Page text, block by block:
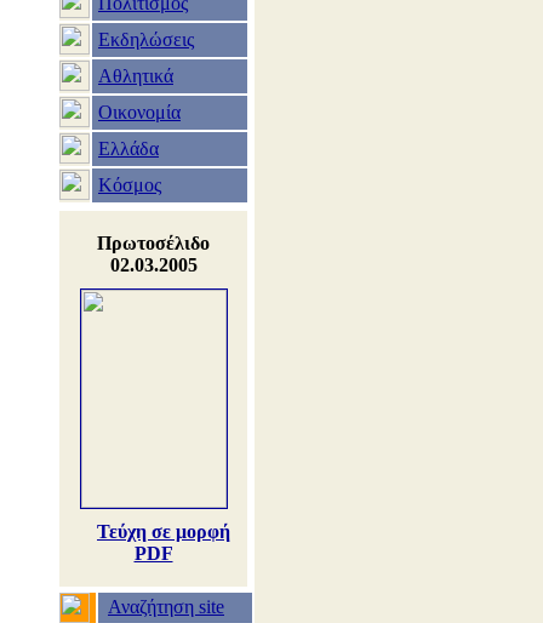
Εκδηλώσεις
Αθλητικά
Οικονομία
Ελλάδα
Κόσμος
Πρωτοσέλιδο
02.03.2005
Τεύχη σε μορφή
PDF
Αναζήτηση site